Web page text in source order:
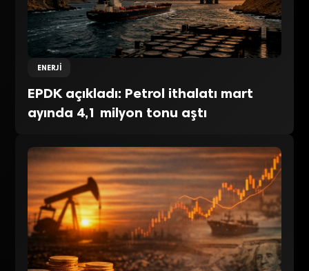
ENERJI
EPDK açıkladı: Petrol ithalatı mart
ayında 4,1 milyon tonu aştı